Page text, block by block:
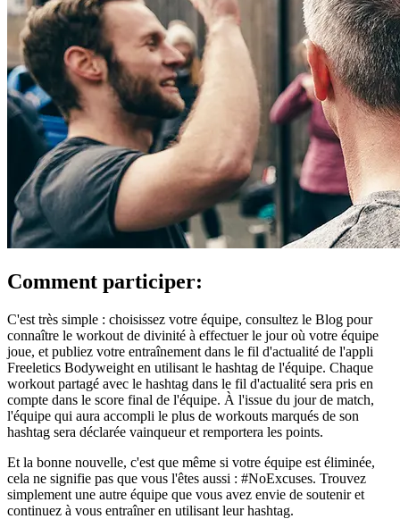
Comment participer:
C'est très simple : choisissez votre équipe, consultez le Blog pour
connaître le workout de divinité à effectuer le jour où votre équipe
joue, et publiez votre entraînement dans le fil d'actualité de l'appli
Freeletics Bodyweight en utilisant le hashtag de l'équipe. Chaque
workout partagé avec le hashtag dans le fil d'actualité sera pris en
compte dans le score final de l'équipe. À l'issue du jour de match,
l'équipe qui aura accompli le plus de workouts marqués de son
hashtag sera déclarée vainqueur et remportera les points.
Et la bonne nouvelle, c'est que même si votre équipe est éliminée,
cela ne signifie pas que vous l'êtes aussi : #NoExcuses. Trouvez
simplement une autre équipe que vous avez envie de soutenir et
continuez à vous entraîner en utilisant leur hashtag.